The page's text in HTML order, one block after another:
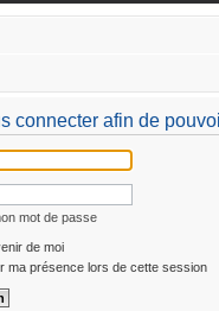
connecter afin de
mot de passe
de moi
ma présence lors de cette session